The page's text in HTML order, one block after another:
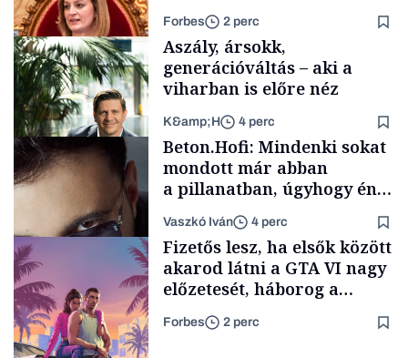
Politika
soroljuk az eddig felmerült
neveket
Forbes 2 perc
TÁMOGATÓI
Aszály, ársokk,
generációváltás – aki a
viharban is előre néz
K&amp;H 4 perc
Forbes-sztori
Beton.Hofi: Mindenki sokat
mondott már abban
a pillanatban, úgyhogy én
gondolataimat akartam
kimondani
Vaszkó Iván 4 perc
Fizetős lesz, ha elsők között
akarod látni a GTA VI nagy
előzetesét, háborog a
Forbes 2 perc